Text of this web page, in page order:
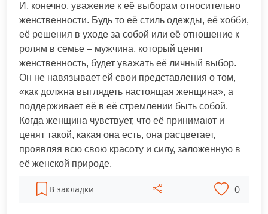
И, конечно, уважение к её выборам относительно
женственности. Будь то её стиль одежды, её хобби,
её решения в уходе за собой или её отношение к
ролям в семье – мужчина, который ценит
женственность, будет уважать её личный выбор.
Он не навязывает ей свои представления о том,
«как должна выглядеть настоящая женщина», а
поддерживает её в её стремлении быть собой.
Когда женщина чувствует, что её принимают и
ценят такой, какая она есть, она расцветает,
проявляя всю свою красоту и силу, заложенную в
её женской природе.
В закладки 0